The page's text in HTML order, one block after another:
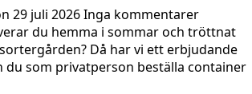
29 juli 2026Inga kommentarer
du hemma i sommar och tröttnat
Då har vi ett erbjudande
du som privatperson beställa container